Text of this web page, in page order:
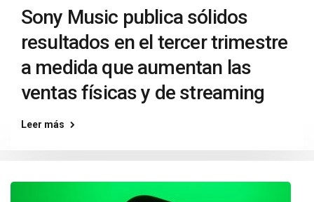
Sony Music publica sólidos
resultados en el tercer trimestre
a medida que aumentan las
ventas físicas y de streaming
Leer más